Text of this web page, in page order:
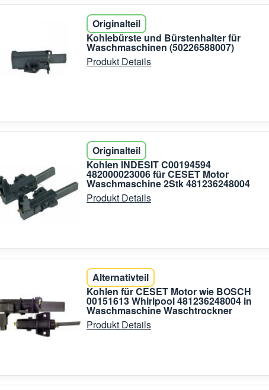
Originalteil
Kohlebürste und Bürstenhalter für
Waschmaschinen (50226588007)
Produkt Details
Originalteil
Kohlen INDESIT C00194594
482000023006 für CESET Motor
Waschmaschine 2Stk 481236248004
Produkt Details
Alternativteil
Kohlen für CESET Motor wie BOSCH
00151613 Whirlpool 481236248004 in
Waschmaschine Waschtrockner
Produkt Details